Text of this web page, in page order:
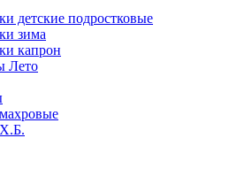
детские подростковые
зима
капрон
Лето